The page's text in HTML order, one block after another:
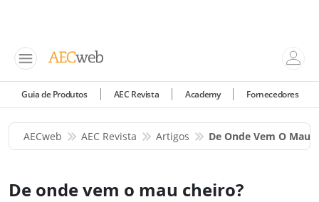
Guia de Produtos AEC Revista Academy Fornecedores
AECweb AEC Revista Artigos De Onde Vem O Mau
De onde vem o mau cheiro?